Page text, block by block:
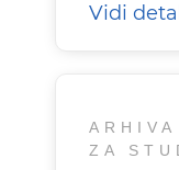
Vidi
ZA